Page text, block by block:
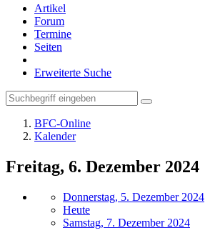
Artikel
Forum
Termine
Seiten
Erweiterte Suche
BFC-Online
Kalender
Freitag, 6. Dezember 2024
Donnerstag, 5. Dezember 2024
Heute
Samstag, 7. Dezember 2024